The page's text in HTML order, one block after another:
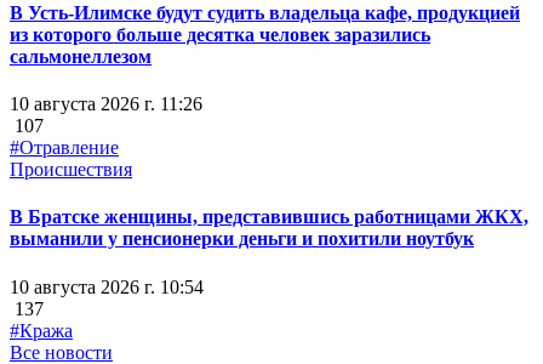
В Усть-Илимске будут судить владельца кафе, продукцией
из которого больше десятка человек заразились
сальмонеллезом
10 августа 2026 г. 11:26
107
#Отравление
Происшествия
В Братске женщины, представившись работницами ЖКХ,
выманили у пенсионерки деньги и похитили ноутбук
10 августа 2026 г. 10:54
137
#Кража
Все новости